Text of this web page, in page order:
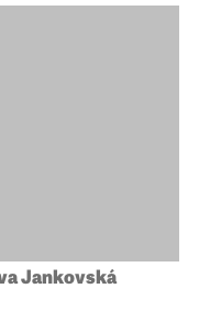
Jankovská